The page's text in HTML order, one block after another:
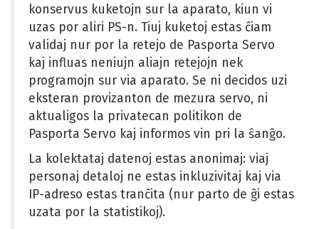
konservus kuketojn sur la aparato, kiun vi
uzas por aliri PS-n. Tiuj kuketoj estas ĉiam
validaj nur por la retejo de Pasporta Servo
kaj influas neniujn aliajn retejojn nek
programojn sur via aparato. Se ni decidos uzi
eksteran provizanton de mezura servo, ni
aktualigos la privatecan politikon de
Pasporta Servo kaj informos vin pri la ŝanĝo.
La kolektataj datenoj estas anonimaj: viaj
personaj detaloj ne estas inkluzivitaj kaj via
IP-adreso estas tranĉita (nur parto de ĝi estas
uzata por la statistikoj).